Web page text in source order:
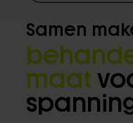
Samen
maat